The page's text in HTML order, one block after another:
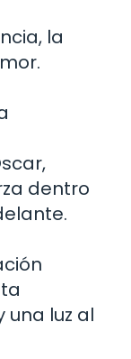
la
dentro
una luz al